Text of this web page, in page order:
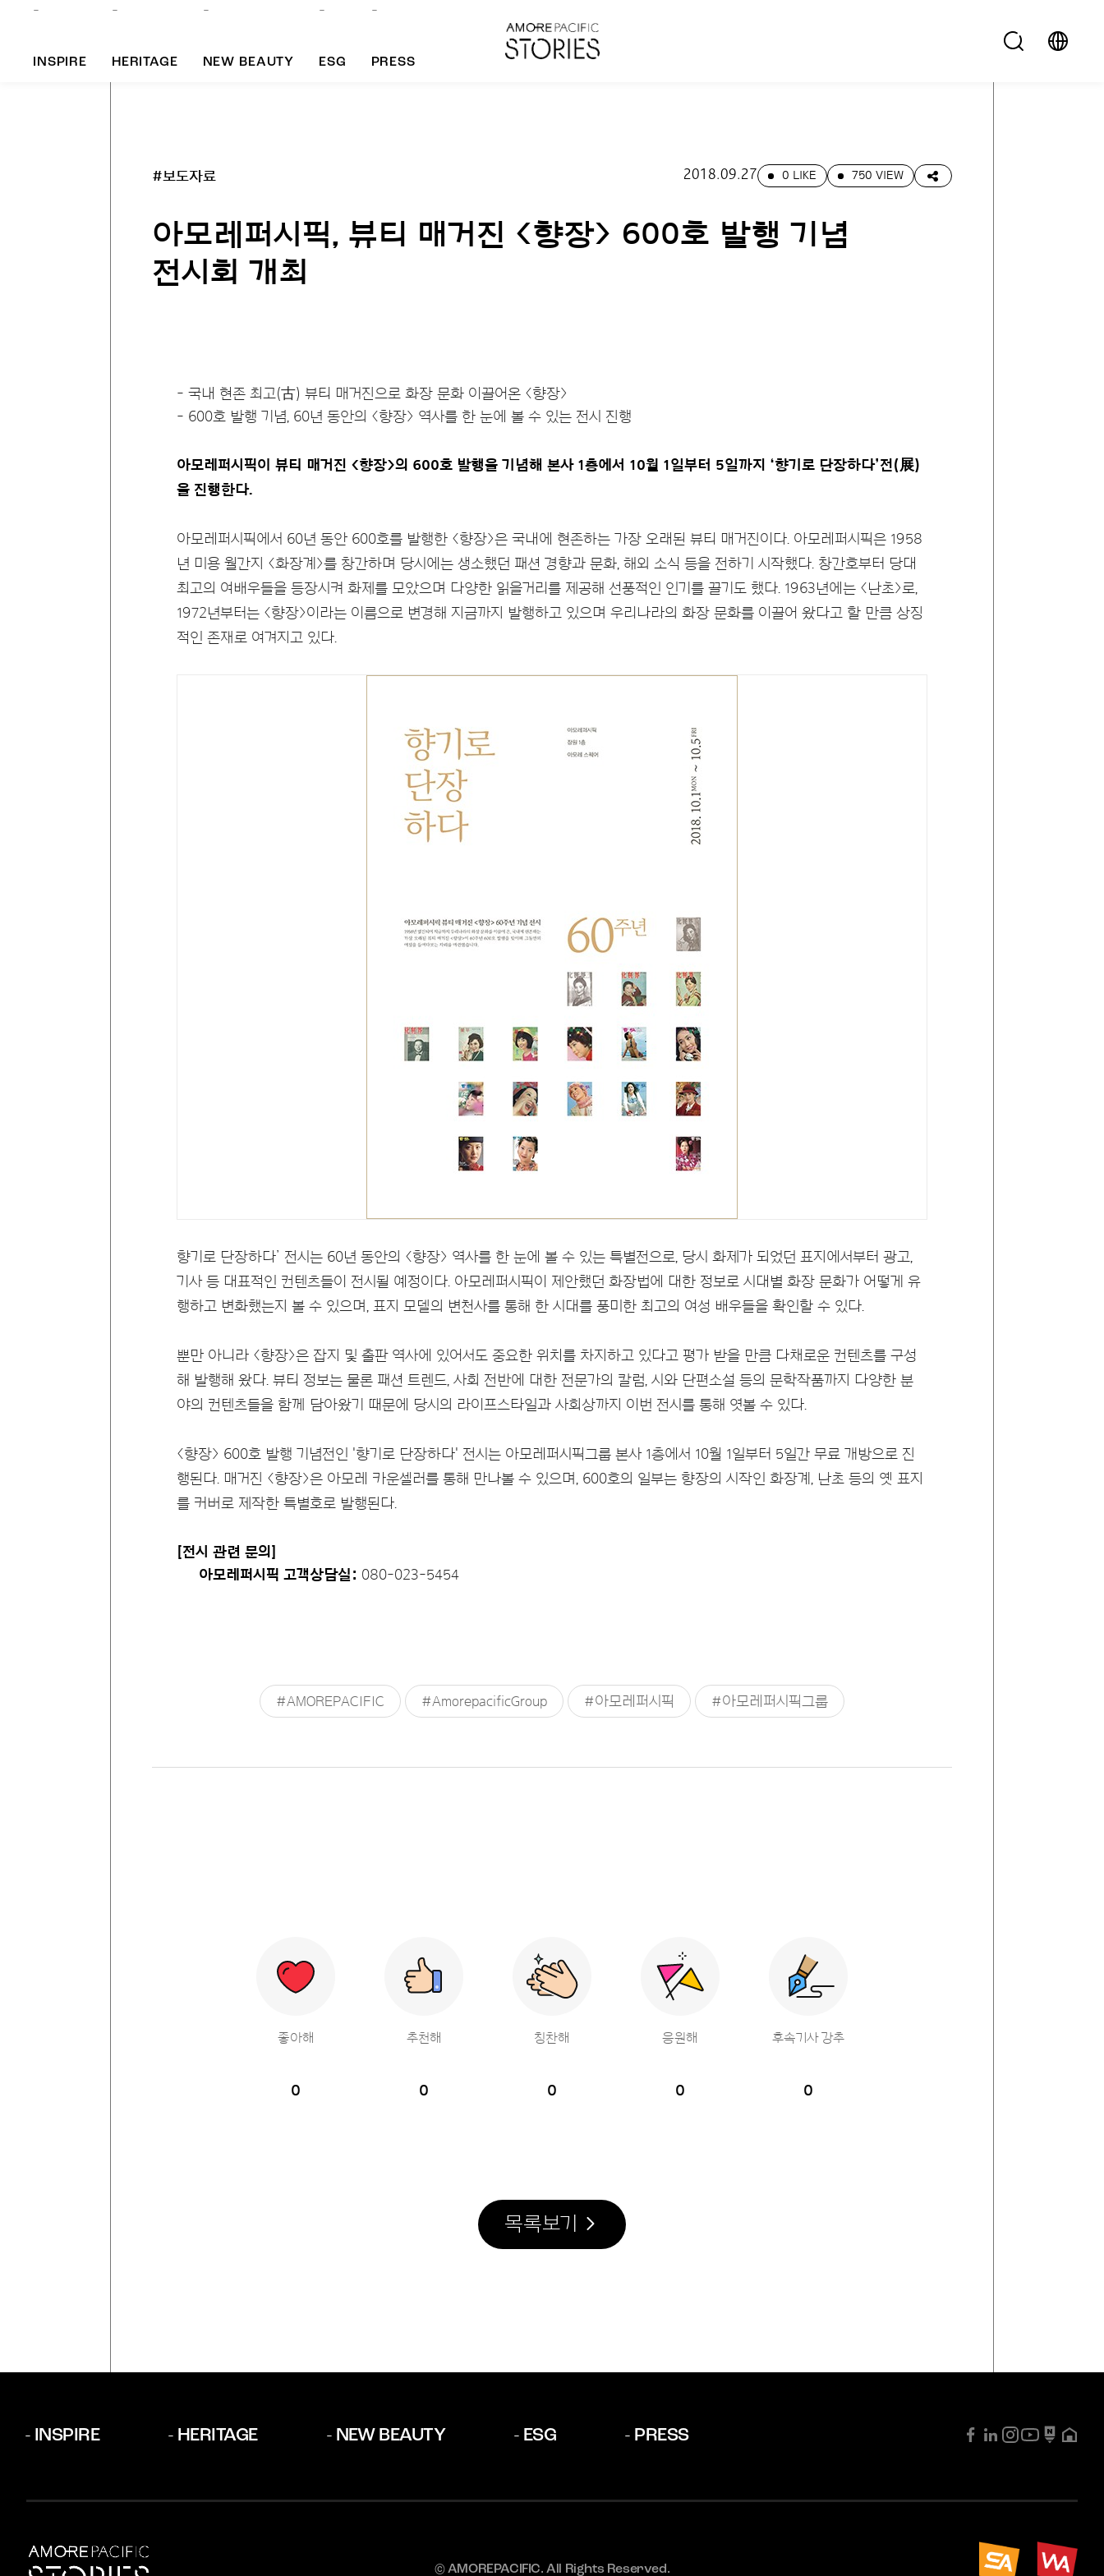
INSPIRE HERITAGE NEW BEAUTY ESG PRESS
#보도자료 2018.09.27 0 LIKE 750 VIEW
아모레퍼시픽, 뷰티 매거진 <향장> 600호 발행 기념
전시회 개최
국내 현존 최고(古) 뷰티 매거진으로 화장 문화 이끌어온 <향장>
600호 발행 기념, 60년 동안의 <향장> 역사를 한 눈에 볼 수 있는 전시 진행
아모레퍼시픽이 뷰티 매거진 <향장>의 600호 발행을 기념해 본사 1층에서 10월 1일부터 5일까지 ‘향기로 단장하다’전(展)
을 진행한다.
아모레퍼시픽에서 60년 동안 600호를 발행한 <향장>은 국내에 현존하는 가장 오래된 뷰티 매거진이다. 아모레퍼시픽은 1958
년 미용 월간지 <화장계>를 창간하며 당시에는 생소했던 패션 경향과 문화, 해외 소식 등을 전하기 시작했다. 창간호부터 당대
최고의 여배우들을 등장시켜 화제를 모았으며 다양한 읽을거리를 제공해 선풍적인 인기를 끌기도 했다. 1963년에는 <난초>로,
1972년부터는 <향장>이라는 이름으로 변경해 지금까지 발행하고 있으며 우리나라의 화장 문화를 이끌어 왔다고 할 만큼 상징
적인 존재로 여겨지고 있다.
향기로 단장하다’ 전시는 60년 동안의 <향장> 역사를 한 눈에 볼 수 있는 특별전으로, 당시 화제가 되었던 표지에서부터 광고,
기사 등 대표적인 컨텐츠들이 전시될 예정이다. 아모레퍼시픽이 제안했던 화장법에 대한 정보로 시대별 화장 문화가 어떻게 유
행하고 변화했는지 볼 수 있으며, 표지 모델의 변천사를 통해 한 시대를 풍미한 최고의 여성 배우들을 확인할 수 있다.
뿐만 아니라 <향장>은 잡지 및 출판 역사에 있어서도 중요한 위치를 차지하고 있다고 평가 받을 만큼 다채로운 컨텐츠를 구성
해 발행해 왔다. 뷰티 정보는 물론 패션 트렌드, 사회 전반에 대한 전문가의 칼럼, 시와 단편소설 등의 문학작품까지 다양한 분
야의 컨텐츠들을 함께 담아왔기 때문에 당시의 라이프스타일과 사회상까지 이번 전시를 통해 엿볼 수 있다.
<향장> 600호 발행 기념전인 '향기로 단장하다' 전시는 아모레퍼시픽그룹 본사 1층에서 10월 1일부터 5일간 무료 개방으로 진
행된다. 매거진 <향장>은 아모레 카운셀러를 통해 만나볼 수 있으며, 600호의 일부는 향장의 시작인 화장계, 난초 등의 옛 표지
를 커버로 제작한 특별호로 발행된다.
[전시 관련 문의]
아모레퍼시픽 고객상담실: 080-023-5454
#AMOREPACIFIC #AmorepacificGroup #아모레퍼시픽 #아모레퍼시픽그룹
좋아해
0
추천해
0
칭찬해
0
응원해
0
후속기사 강추
0
목록보기
HERITAGE
INSPIRE ESG PRESS
NEW BEAUTY
© AMOREPACIFIC. All Rights Reserved.